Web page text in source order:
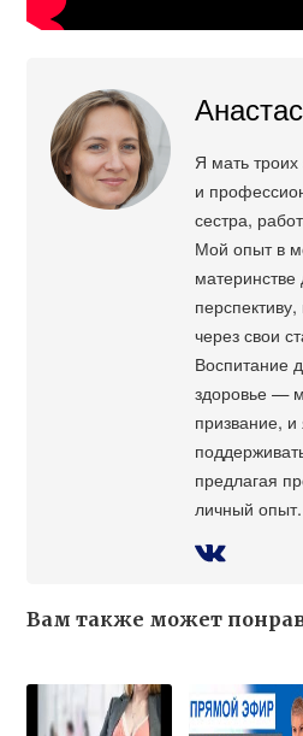
Я мать
и
сестра,
Мой опыт в
через свои
Воспитание
здоровье —
призвание,
предлагая
личный опыт.
Вам также может